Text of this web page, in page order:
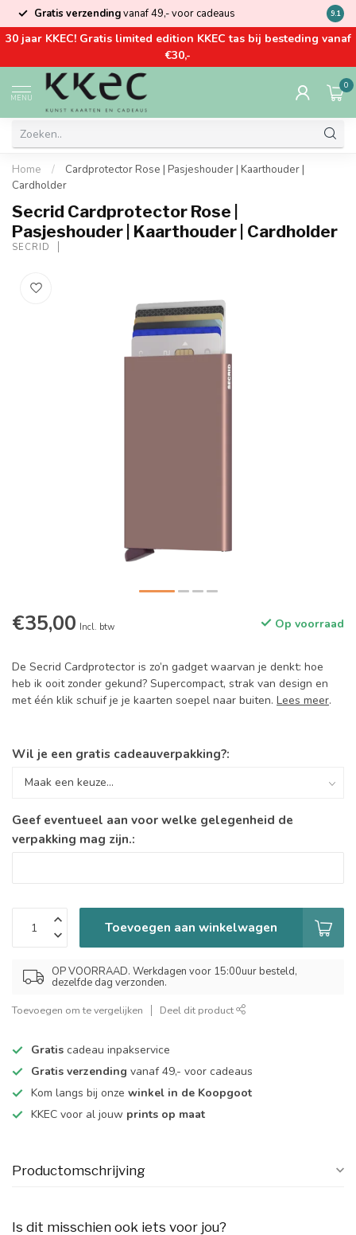
Gratis verzendingvanaf 49,- voor cadeaus Kom
9.1
30 jaar KKEC! Gratis limited edition KKEC tas bij besteding vanaf
€30,-
MENU
0
Home /
Cardprotector Rose | Pasjeshouder | Kaarthouder |
Cardholder
Secrid Cardprotector Rose |
Pasjeshouder | Kaarthouder | Cardholder
SECRID
€35,00 Incl. btw Op voorraad
De Secrid Cardprotector is zo’n gadget waarvan je denkt: hoe
heb ik ooit zonder gekund? Supercompact, strak van design en
met één klik schuif je je kaarten soepel naar buiten. Lees meer.
Wil je een gratis cadeauverpakking?:
Geef eventueel aan voor welke gelegenheid de
verpakking mag zijn.:
Toevoegen aan winkelwagen
OP VOORRAAD. Werkdagen voor 15:00uur besteld,
dezelfde dag verzonden.
Toevoegen om te vergelijken Deel dit product
Gratis cadeau inpakservice
Gratis verzending vanaf 49,- voor cadeaus
Kom langs bij onze winkel in de Koopgoot
KKEC voor al jouw prints op maat
Productomschrijving
Is dit misschien ook iets voor jou?